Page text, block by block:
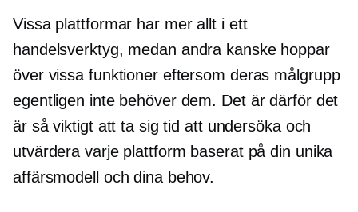
Vissa plattformar har merallt i ett
handelsverktyg, medan andra kanske hoppar
över vissa funktioner eftersom deras målgrupp
egentligen inte behöver dem. Det är därför det
är så viktigt att ta sig tid att undersöka och
utvärdera varje plattform baserat på din unika
affärsmodell och dina behov.